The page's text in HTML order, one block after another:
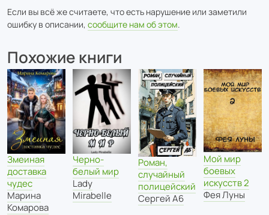
Если вы всё же считаете, что есть нарушение или заметили
ошибку в описании, сообщите нам об этом.
Похожие книги
Змеиная
доставка
чудес
Марина
Комарова
Черно-
белый мир
Lady
Mirabelle
Роман,
случайный
полицейский
Сергей А6
Мой мир
боевых
искусств 2
Фея Луны